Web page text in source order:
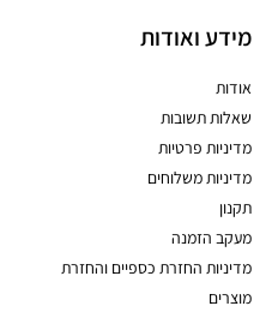
מידע ואודות
אודות
שאלות תשובות
מדיניות פרטיות
מדיניות משלוחים
תקנון
מעקב הזמנה
מדיניות החזרת כספיים והחזרת
מוצרים